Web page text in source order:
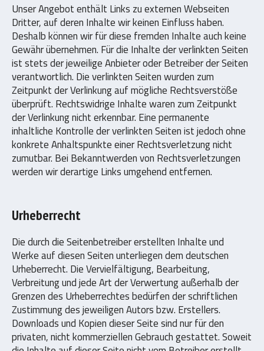
Unser Angebot enthält Links zu externen Webseiten
Dritter, auf deren Inhalte wir keinen Einfluss haben.
Deshalb können wir für diese fremden Inhalte auch keine
Gewähr übernehmen. Für die Inhalte der verlinkten Seiten
ist stets der jeweilige Anbieter oder Betreiber der Seiten
verantwortlich. Die verlinkten Seiten wurden zum
Zeitpunkt der Verlinkung auf mögliche Rechtsverstöße
überprüft. Rechtswidrige Inhalte waren zum Zeitpunkt
der Verlinkung nicht erkennbar. Eine permanente
inhaltliche Kontrolle der verlinkten Seiten ist jedoch ohne
konkrete Anhaltspunkte einer Rechtsverletzung nicht
zumutbar. Bei Bekanntwerden von Rechtsverletzungen
werden wir derartige Links umgehend entfernen.
Urheberrecht
Die durch die Seitenbetreiber erstellten Inhalte und
Werke auf diesen Seiten unterliegen dem deutschen
Urheberrecht. Die Vervielfältigung, Bearbeitung,
Verbreitung und jede Art der Verwertung außerhalb der
Grenzen des Urheberrechtes bedürfen der schriftlichen
Zustimmung des jeweiligen Autors bzw. Erstellers.
Downloads und Kopien dieser Seite sind nur für den
privaten, nicht kommerziellen Gebrauch gestattet. Soweit